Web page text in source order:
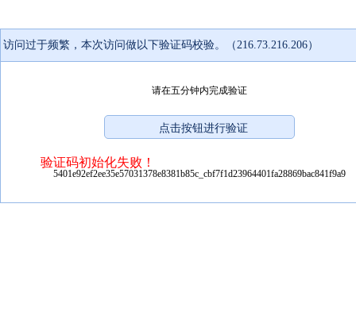
访问过于频繁，本次访问做以下验证码校验。（216.73.216.206）
请在五分钟内完成验证
验证码初始化失败！
5401e92ef2ee35e57031378e8381b85c_cbf7f1d23964401fa28869bac841f9a9